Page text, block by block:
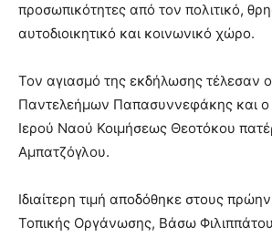
προσωπικότητες από τον πολιτικό,
αυτοδιοικητικό και κοινωνικό χώρο.
Τον αγιασμό της εκδήλωσης τέλεσαν
Παντελεήμων Παπασυννεφάκης και ο
Ιερού Ναού Κοιμήσεως Θεοτόκου
Αμπατζόγλου.
Ιδιαίτερη τιμή αποδόθηκε στους
Τοπικής Οργάνωσης, Βάσω